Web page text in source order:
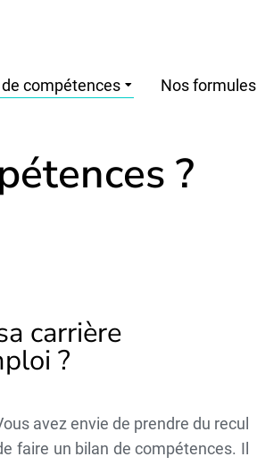
compétences Nos formules
?
carrière
?
avez envie de prendre du recul
faire un bilan de compétences. Il